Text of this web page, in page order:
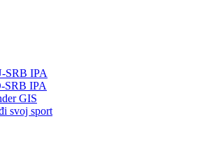
SRB IPA
SRB IPA
GIS
svoj sport